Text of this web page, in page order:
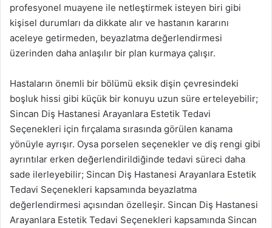
profesyonel muayene ile netleştirmek isteyen biri gibi
kişisel durumları da dikkate alır ve hastanın kararını
aceleye getirmeden, beyazlatma değerlendirmesi
üzerinden daha anlaşılır bir plan kurmaya çalışır.
Hastaların önemli bir bölümü eksik dişin çevresindeki
boşluk hissi gibi küçük bir konuyu uzun süre erteleyebilir;
Sincan Diş Hastanesi Arayanlara Estetik Tedavi
Seçenekleri için fırçalama sırasında görülen kanama
yönüyle ayrışır. Oysa porselen seçenekler ve diş rengi gibi
ayrıntılar erken değerlendirildiğinde tedavi süreci daha
sade ilerleyebilir; Sincan Diş Hastanesi Arayanlara Estetik
Tedavi Seçenekleri kapsamında beyazlatma
değerlendirmesi açısından özelleşir. Sincan Diş Hastanesi
Arayanlara Estetik Tedavi Seçenekleri kapsamında Sincan